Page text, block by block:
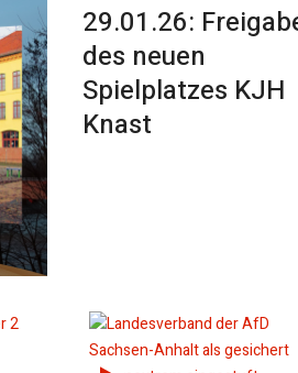
29.01.26:
des neuen
Spielplatzes KJH
Knast